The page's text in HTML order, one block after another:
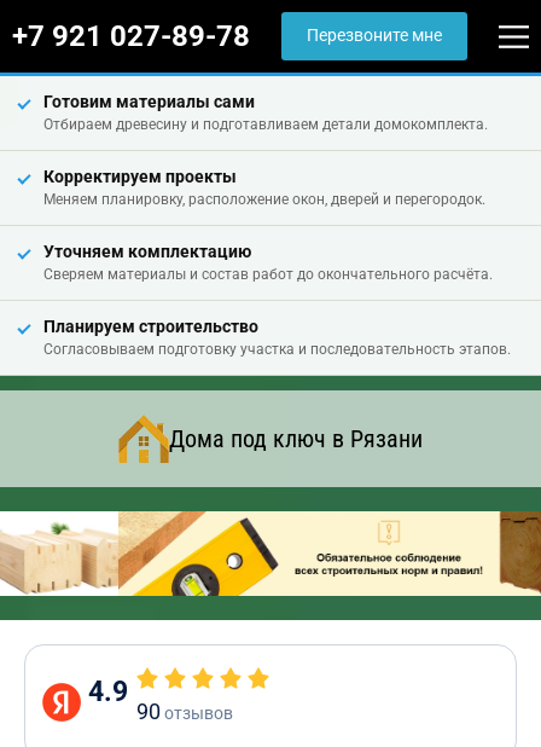
+7 921 027-89-78 Перезвоните мне
Готовим материалы сами
Отбираем древесину и подготавливаем детали домокомплекта.
Корректируем проекты
Меняем планировку, расположение окон, дверей и перегородок.
Уточняем комплектацию
Сверяем материалы и состав работ до окончательного расчёта.
Планируем строительство
Согласовываем подготовку участка и последовательность этапов.
Дома под ключ в Рязани
4.9
90отзывов